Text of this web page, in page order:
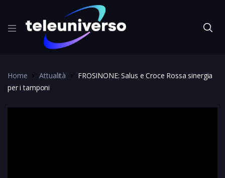
Home Attualità
FROSINONE: Salus e Croce Rossa sinergia
per i tamponi